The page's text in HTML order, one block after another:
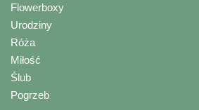
Flowerboxy
Urodziny
Róża
Miłość
Ślub
Pogrzeb